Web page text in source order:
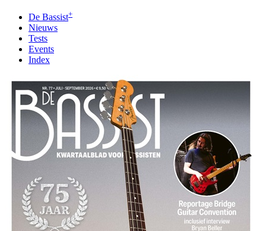
De Bassist+
Nieuws
Tests
Events
Index